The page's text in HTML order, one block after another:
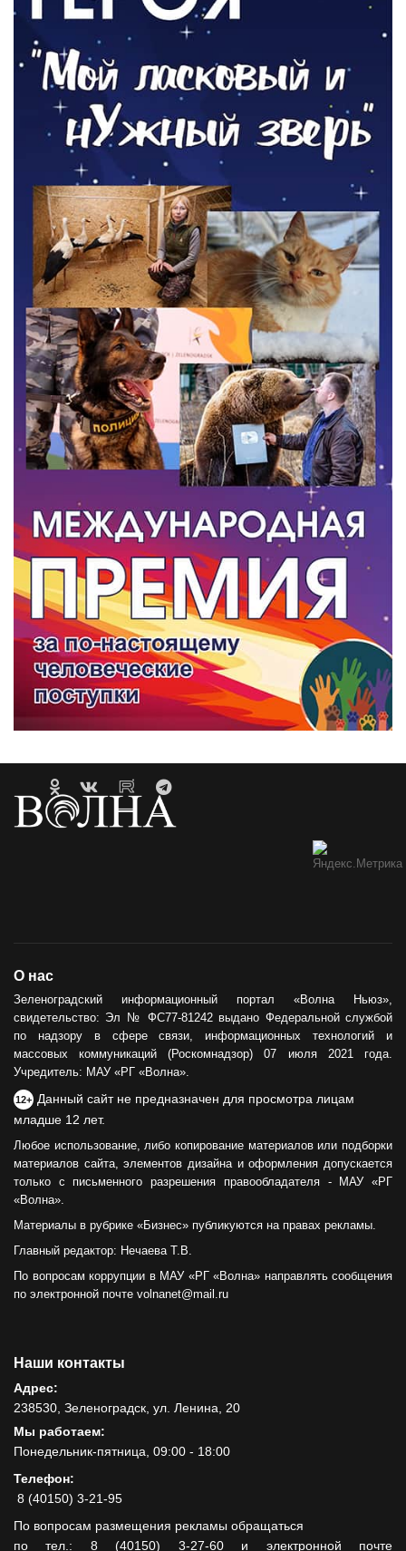
05.08.2026
О нас
Зеленоградский информационный портал «Волна Ньюз»,
свидетельство: Эл № ФС77-81242 выдано Федеральной службой
по надзору в сфере связи, информационных технологий и
массовых коммуникаций (Роскомнадзор) 07 июля 2021 года.
Учредитель: МАУ «РГ «Волна».
12+ Данный сайт не предназначен для просмотра лицам
младше 12 лет.
Любое использование, либо копирование материалов или подборки
материалов сайта, элементов дизайна и оформления допускается
только с письменного разрешения правообладателя - МАУ «РГ
«Волна».
Материалы в рубрике «Бизнес» публикуются на правах рекламы.
Главный редактор: Нечаева Т.В.
По вопросам коррупции в МАУ «РГ «Волна» направлять сообщения
по электронной почте volnanet@mail.ru
Наши контакты
Адрес:
238530, Зеленоградск, ул. Ленина, 20
Мы работаем:
Понедельник-пятница, 09:00 - 18:00
Телефон:
8 (40150) 3-21-95
По вопросам размещения рекламы обращаться
по тел.: 8 (40150) 3-27-60 и электронной почте